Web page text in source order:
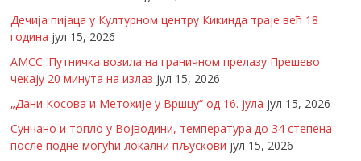
Дечија пијаца у Културном центру Кикинда траје већ 18
година јул 15, 2026
АМСС: Путничка возила на граничном прелазу Прешево
чекају 20 минута на излаз јул 15, 2026
„Дани Косова и Метохије у Вршцу“ од 16. јула јул 15, 2026
Сунчано и топло у Војводини, температура до 34 степена -
после подне могући локални пљускови јул 15, 2026